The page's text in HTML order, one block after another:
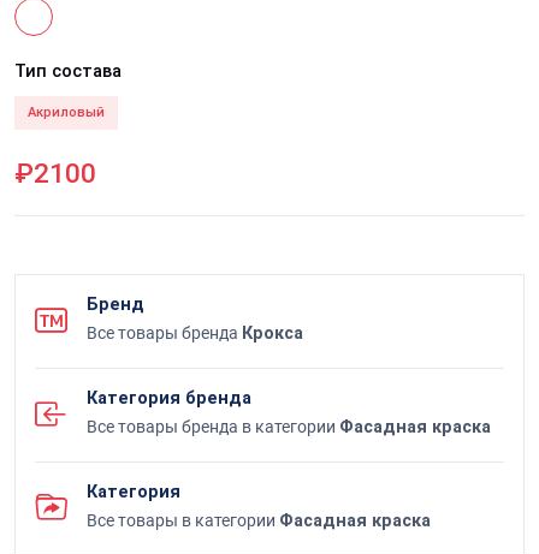
Тип состава
Акриловый
₽2100
Бренд
Все товары бренда Крокса
Категория бренда
Все товары бренда в категории Фасадная краска
Категория
Все товары в категории Фасадная краска